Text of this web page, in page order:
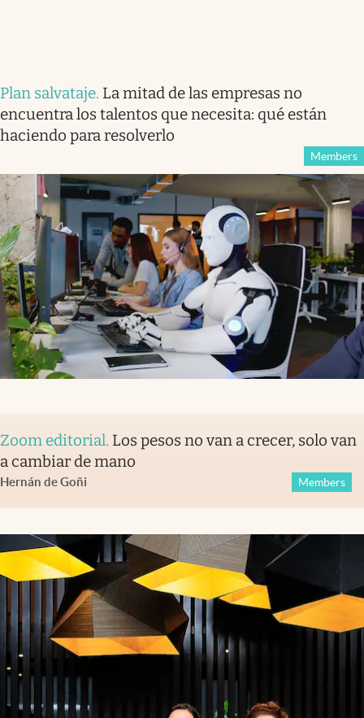
Plan salvataje. La mitad de las empresas no
encuentra los talentos que necesita: qué están
haciendo para resolverlo
Members
Zoom editorial. Los pesos no van a crecer, solo van
a cambiar de mano
Hernán de Goñi Members